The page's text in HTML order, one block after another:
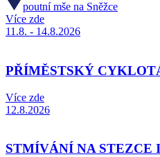
poutní mše na Sněžce
Více zde
11.8. - 14.8.2026
PŘÍMĚSTSKÝ
Více zde
12.8.2026
STMÍVÁNÍ NA STEZCE